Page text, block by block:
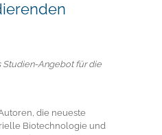
Studien-Angebot für die
die neueste
Biotechnologie und